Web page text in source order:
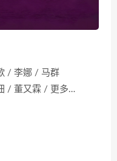
/ 李娜 / 马群
/ 董又霖 / 更多…